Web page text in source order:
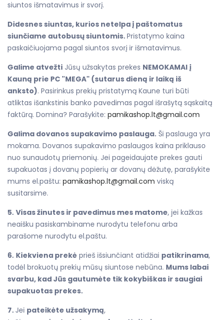
siuntos išmatavimus ir svorį.
Didesnes siuntas, kurios netelpa į paštomatus
siunčiame autobusų siuntomis.Pristatymo kaina
paskaičiuojama pagal siuntos svorį ir išmatavimus.
Galime atvežti Jūsų užsakytas prekes NEMOKAMAI į
Kauną prie PC "MEGA" (sutarus dieną ir laiką iš
anksto). Pasirinkus prekių pristatymą Kaune turi būti
atliktas išankstinis banko pavedimas pagal išrašytą sąskaitą
faktūrą. Domina? Parašykite: pamikashop.lt@gmail.com
Galima dovanos supakavimo paslauga. Ši paslauga yra
mokama. Dovanos supakavimo paslaugos kaina priklauso
nuo sunaudotų priemonių. Jei pageidaujate prekes gauti
supakuotas į dovanų popierių ar dovanų dėžutę, parašykite
mums el.paštu: pamikashop.lt@gmail.com viską
susitarsime.
5. Visas žinutes ir pavedimus mes matome, jei kažkas
neaišku pasiskambiname nurodytu telefonu arba
parašome nurodytu el.paštu.
6. Kiekviena prekė prieš išsiunčiant atidžiai patikrinama,
todėl brokuotų prekių mūsų siuntose nebūna. Mums labai
svarbu, kad Jūs gautumėte tik kokybiškas ir saugiai
supakuotas prekes.
7. Jei pateikėte užsakymą,